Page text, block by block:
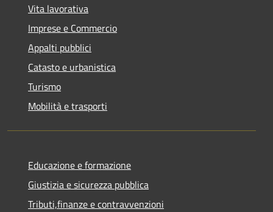
Vita lavorativa
Imprese e Commercio
Appalti pubblici
Catasto e urbanistica
Turismo
Mobilità e trasporti
Educazione e formazione
Giustizia e sicurezza pubblica
Tributi,finanze e contravvenzioni